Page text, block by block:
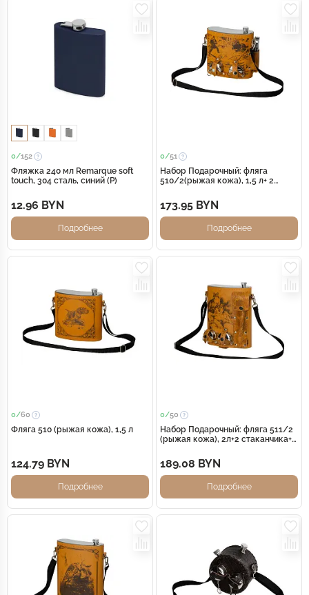
0/152
Фляжка 240 мл Remarque soft
touch, 304 сталь, синий (Р)
12.96 BYN
Подробнее
0/51
Набор Подарочный: фляга
510/2(рыжая кожа), 1,5 л+ 2
173.95 BYN
Подробнее
0/60
Фляга 510 (рыжая кожа), 1,5 л
124.79 BYN
Подробнее
0/50
Набор Подарочный: фляга 511/2
(рыжая кожа), 2л+2 стаканчика+2
189.08 BYN
Подробнее